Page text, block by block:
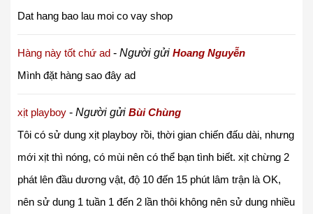
Dat hang bao lau moi co vay shop
Hàng này tốt chứ ad - Người gửi Hoang Nguyễn
Mình đặt hàng sao đây ad
xịt playboy - Người gửi Bùi Chùng
Tôi có sử dung xịt playboy rồi, thời gian chiến đấu dài, nhưng
mới xịt thì nóng, có mùi nên có thể bạn tình biết. xịt chừng 2
phát lên đầu dương vật, độ 10 đến 15 phút lâm trận là OK,
nên sử dung 1 tuần 1 đến 2 lần thôi không nên sử dung nhiều